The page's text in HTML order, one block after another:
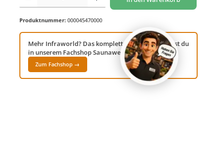
Produktnummer: 000045470000
Mehr Infraworld? Das komplette Sortiment findest du
in unserem Fachshop Saunawelt24!
Zum Fachshop →